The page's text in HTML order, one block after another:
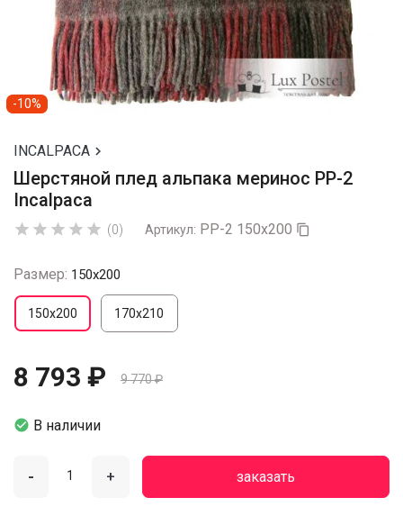
-10%
INCALPACA 
Шерстяной плед альпака меринос PP-2
Incalpaca
     (0) Артикул: PP-2 150x200 
Размер: 150х200
150х200 170х210
8 793 ₽ 9 770 ₽
 В наличии
- + заказать